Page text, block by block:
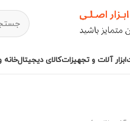
ابزار آلات و تجهیزاتکالای دیجیتالخانه